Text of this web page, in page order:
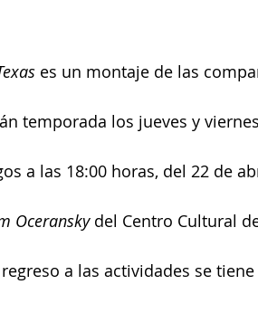
es un montaje de las
temporada los jueves y
a las 18:00 horas, del 22 de
Oceransky del Centro Cultural
a las actividades se